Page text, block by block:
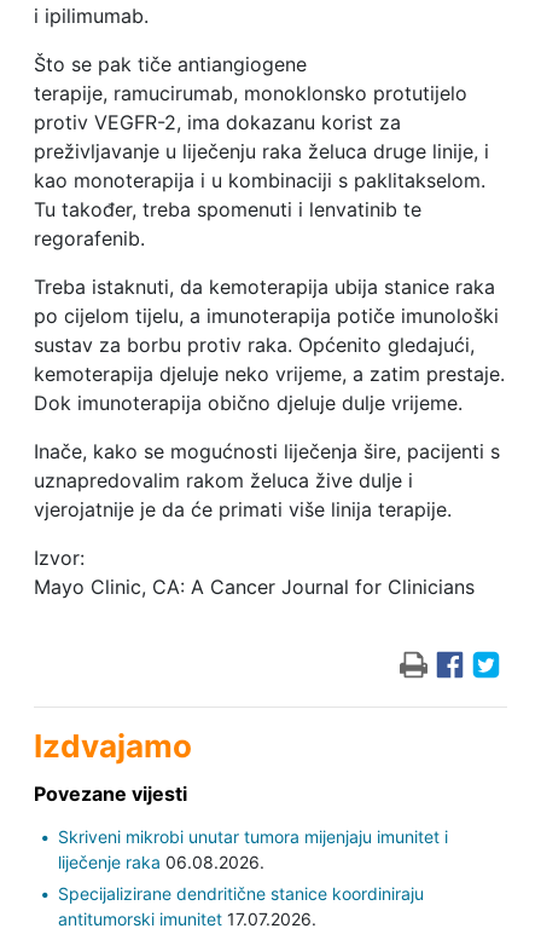
i ipilimumab.
Što se pak tiče antiangiogene
terapije, ramucirumab, monoklonsko protutijelo
protiv VEGFR-2, ima dokazanu korist za
preživljavanje u liječenju raka želuca druge linije, i
kao monoterapija i u kombinaciji s paklitakselom.
Tu također, treba spomenuti i lenvatinib te
regorafenib.
Treba istaknuti, da kemoterapija ubija stanice raka
po cijelom tijelu, a imunoterapija potiče imunološki
sustav za borbu protiv raka. Općenito gledajući,
kemoterapija djeluje neko vrijeme, a zatim prestaje.
Dok imunoterapija obično djeluje dulje vrijeme.
Inače, kako se mogućnosti liječenja šire, pacijenti s
uznapredovalim rakom želuca žive dulje i
vjerojatnije je da će primati više linija terapije.
Izvor:
Mayo Clinic, CA: A Cancer Journal for Clinicians
Izdvajamo
Povezane vijesti
Skriveni mikrobi unutar tumora mijenjaju imunitet i
liječenje raka 06.08.2026.
Specijalizirane dendritične stanice koordiniraju
antitumorski imunitet17.07.2026.